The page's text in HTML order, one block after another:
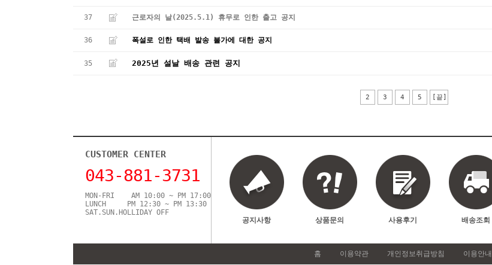
37 근로자의 날(2025.5.1) 휴무로 인한 출고 공지
36 폭설로 인한 택배 발송 불가에 대한 공지
35 2025년 설날 배송 관련 공지
2 3 4 5 [끝]
CUSTOMER CENTER
043-881-3731
MON-FRI AM 10:00 ~ PM 17:00
LUNCH PM 12:30 ~ PM 13:30
SAT.SUN.HOLLIDAY OFF
공지사항
상품문의 사용후기 배송조회
홈 이용약관 개인정보취급방침 이용안내